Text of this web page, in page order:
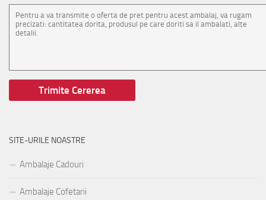
SITE-URILE NOASTRE
Ambalaje Cadouri
Ambalaje Cofetarii